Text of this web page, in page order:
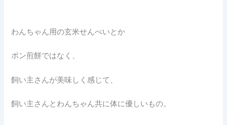
わんちゃん用の玄米せんべいとか
ポン煎餅ではなく、
飼い主さんが美味しく感じて、
飼い主さんとわんちゃん共に体に優しいもの。